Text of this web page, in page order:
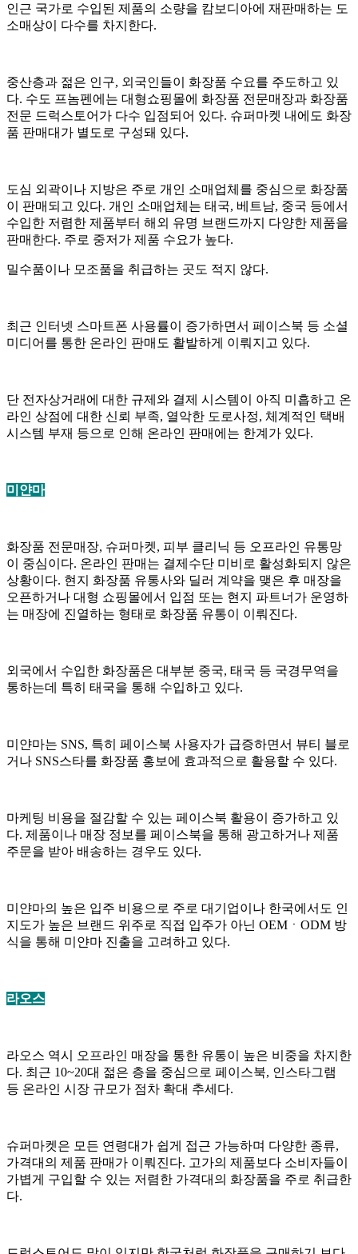
인근 국가로 수입된 제품의 소량을 캄보디아에 재판매하는 도
소매상이 다수를 차지한다.
중산층과 젊은 인구, 외국인들이 화장품 수요를 주도하고 있
다. 수도 프놈펜에는 대형쇼핑몰에 화장품 전문매장과 화장품
전문 드럭스토어가 다수 입점되어 있다. 슈퍼마켓 내에도 화장
품 판매대가 별도로 구성돼 있다.
도심 외곽이나 지방은 주로 개인 소매업체를 중심으로 화장품
이 판매되고 있다. 개인 소매업체는 태국, 베트남, 중국 등에서
수입한 저렴한 제품부터 해외 유명 브랜드까지 다양한 제품을
판매한다. 주로 중저가 제품 수요가 높다.
밀수품이나 모조품을 취급하는 곳도 적지 않다.
최근 인터넷 스마트폰 사용률이 증가하면서 페이스북 등 소셜
미디어를 통한 온라인 판매도 활발하게 이뤄지고 있다.
단 전자상거래에 대한 규제와 결제 시스템이 아직 미흡하고 온
라인 상점에 대한 신뢰 부족, 열악한 도로사정, 체계적인 택배
시스템 부재 등으로 인해 온라인 판매에는 한계가 있다.
미얀마
화장품 전문매장, 슈퍼마켓, 피부 클리닉 등 오프라인 유통망
이 중심이다. 온라인 판매는 결제수단 미비로 활성화되지 않은
상황이다. 현지 화장품 유통사와 딜러 계약을 맺은 후 매장을
오픈하거나 대형 쇼핑몰에서 입점 또는 현지 파트너가 운영하
는 매장에 진열하는 형태로 화장품 유통이 이뤄진다.
외국에서 수입한 화장품은 대부분 중국, 태국 등 국경무역을
통하는데 특히 태국을 통해 수입하고 있다.
미얀마는 SNS, 특히 페이스북 사용자가 급증하면서 뷰티 블로
거나 SNS스타를 화장품 홍보에 효과적으로 활용할 수 있다.
마케팅 비용을 절감할 수 있는 페이스북 활용이 증가하고 있
다. 제품이나 매장 정보를 페이스북을 통해 광고하거나 제품
주문을 받아 배송하는 경우도 있다.
미얀마의 높은 입주 비용으로 주로 대기업이나 한국에서도 인
지도가 높은 브랜드 위주로 직접 입주가 아닌 OEMㆍODM 방
식을 통해 미얀마 진출을 고려하고 있다.
라오스
라오스 역시 오프라인 매장을 통한 유통이 높은 비중을 차지한
다. 최근 10~20대 젊은 층을 중심으로 페이스북, 인스타그램
등 온라인 시장 규모가 점차 확대 추세다.
슈퍼마켓은 모든 연령대가 쉽게 접근 가능하며 다양한 종류,
가격대의 제품 판매가 이뤄진다. 고가의 제품보다 소비자들이
가볍게 구입할 수 있는 저렴한 가격대의 화장품을 주로 취급한
다.